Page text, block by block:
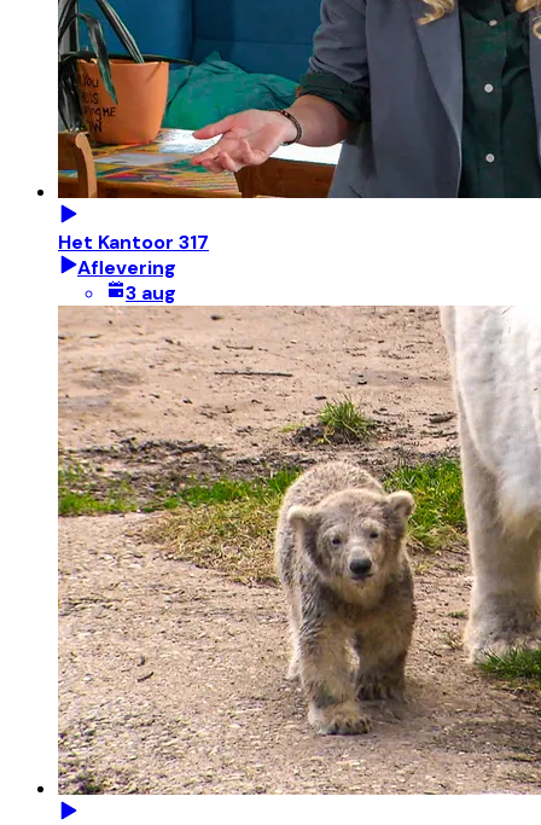
Het Kantoor 317
Aflevering
3 aug